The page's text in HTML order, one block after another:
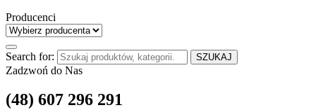
Producenci
Search for: SZUKAJ
Zadzwoń do Nas
(48) 607 296 291